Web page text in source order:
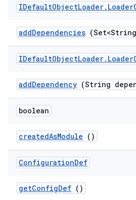
IDefaultObjectLoader. Loader
addDependencies
IDefaultObjectLoader. Loader
addDependency (String
boolean
createdAsModule ()
ConfigurationDef
getConfigDef ()